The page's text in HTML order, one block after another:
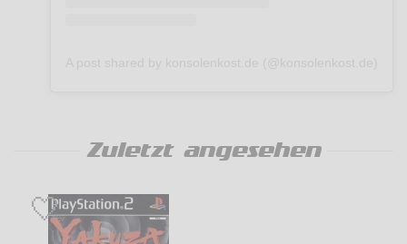
Zuletzt angesehen